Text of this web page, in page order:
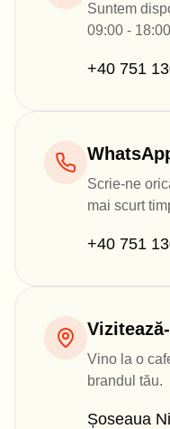
Suntem
09:00 -
+40 751
Scrie-ne
mai scurt
+40 751
Vino la o
brandul tău.
Șoseaua